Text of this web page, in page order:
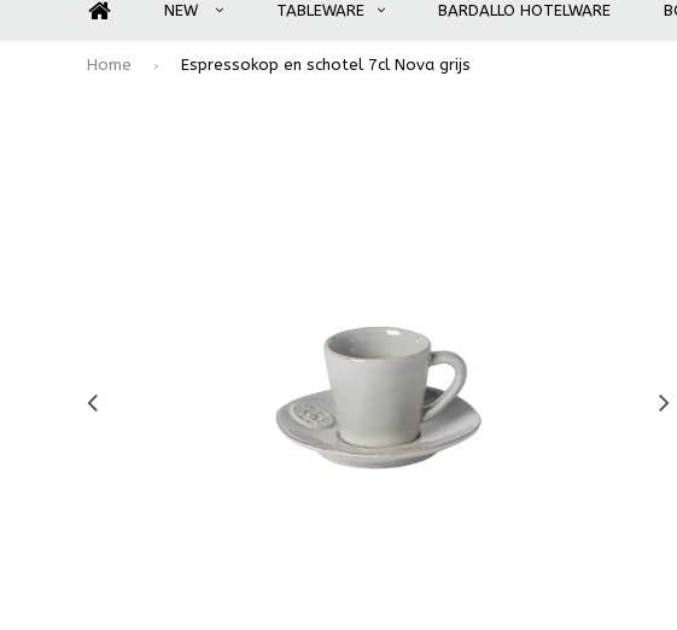
NEW TABLEWARE BARDALLO HOTELWARE
Home Espressokop en schotel 7cl Nova grijs